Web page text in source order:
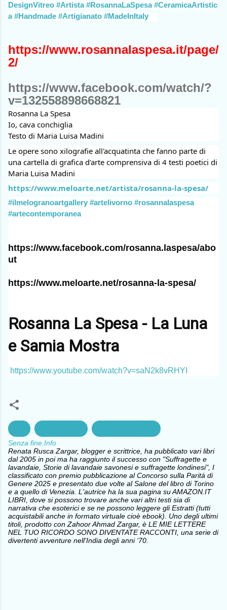
DesignVitreo #Artista #RosannaLaSpesa #CeramicaArtistic
a #Handmade #Artigianato #MadeInItaly
https://www.rosannalaspesa.it/page/
2/
https://www.facebook.com/watch/?
v=132558898668821
Rosanna La Spesa
Io, cava conchiglia
Testo di Maria Luisa Madini
Le opere sono xilografie all'acquatinta che fanno parte di
una cartella di grafica d'arte comprensiva di 4 testi poetici di
Maria Luisa Madini
https://www.meloarte.net/artista/rosanna-la-spesa/
#ilmelogranoartgallery #artelivorno #rosannalaspesa
#artecontemporanea
https://www.facebook.com/rosanna.laspesa/abo
ut
https://www.meloarte.net/rosanna-la-spesa/
Rosanna La Spesa - La Luna
e Samia Mostra
https://www.youtube.com/watch?v=saN2k8vRHYI
Senza fine.Info
Renata Rusca Zargar, blogger e scrittrice, ha pubblicato vari libri
dal 2005 in poi ma ha raggiunto il successo con "Suffragette e
lavandaie, Storie di lavandaie savonesi e suffragette londinesi", I
classificato con premio pubblicazione al Concorso sulla Parità di
Genere 2025 e presentato due volte al Salone del libro di Torino
e a quello di Venezia. L'autrice ha la sua pagina su AMAZON.IT
LIBRI, dove si possono trovare anche vari altri testi sia di
narrativa che esoterici e se ne possono leggere gli Estratti (tutti
acquistabili anche in formato virtuale cioè ebook). Uno degli ultimi
titoli, prodotto con Zahoor Ahmad Zargar, è LE MIE LETTERE
NEL TUO RICORDO SONO DIVENTATE RACCONTI, una serie di
divertenti avventure nell’India degli anni ‘70.